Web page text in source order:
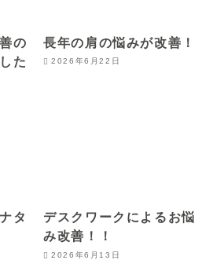
の
た
長年の肩の悩みが改善！
2026年6月22日
タ
デスクワークによるお悩
み改善！！
2026年6月13日